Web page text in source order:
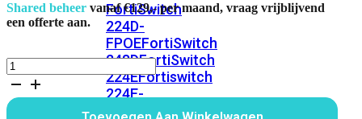
FortiSwitch
224D-
FPOEFortiSwitch
248DFortiSwitch
224EFortiswitch
224E-
POEFortiSwitch
Shared beheer vanaf €129,- per maand, vraag vrijblijvend
een offerte aan.
FortiWiFi-
81F-
3G4G-